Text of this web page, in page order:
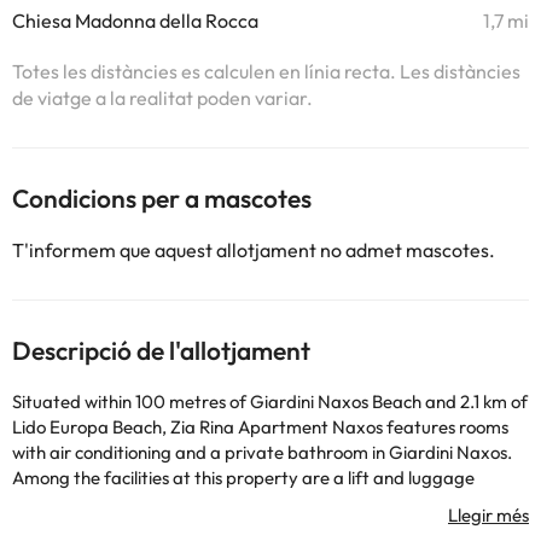
Chiesa Madonna della Rocca 1,7 mi
Totes les distàncies es calculen en línia recta. Les distàncies
de viatge a la realitat poden variar.
Condicions per a mascotes
T'informem que aquest allotjament no admet mascotes.
Descripció de l'allotjament
Situated within 100 metres of Giardini Naxos Beach and 2.1 km of
Lido Europa Beach, Zia Rina Apartment Naxos features rooms
with air conditioning and a private bathroom in Giardini Naxos.
Among the facilities at this property are a lift and luggage
storage space, along with free WiFi throughout the property.